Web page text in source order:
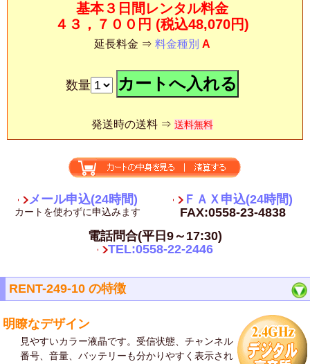
基本３日間レンタル料金
４３，７００円 (税込48,070円)
延長料金 ⇒ 料金種別 A
数量
発送時の送料 ⇒ 送料無料
メール申込(24時間)
カートを使わずに申込みます
ＦＡＸ申込(24時間)
FAX:0558-23-4838
電話問合(平日9～17:30)
TEL:0558-22-2446
RENT-249-10 の特徴
明瞭なデザイン
見やすいカラー液晶です。受信状態、チャンネル
番号、音量、バッテリーも分かりやすく表示され